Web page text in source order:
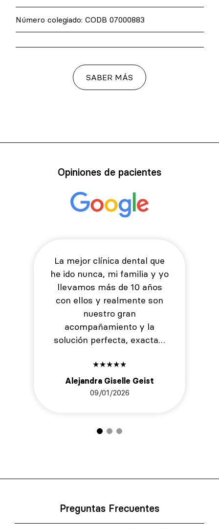
Número colegiado: CODB 07000883
SABER MÁS
Opiniones de pacientes
La mejor clínica dental que
he ido nunca, mi familia y yo
llevamos más de 10 años
con ellos y realmente son
nuestro gran
acompañamiento y la
solución perfecta, exacta…
★★★★★
Alejandra Giselle Geist
09/01/2026
Preguntas Frecuentes